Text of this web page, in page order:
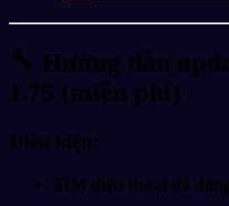
🔧 Hướng dẫn
1.75 (miễn phí)
Điều kiện:
SIM điện thoại đã